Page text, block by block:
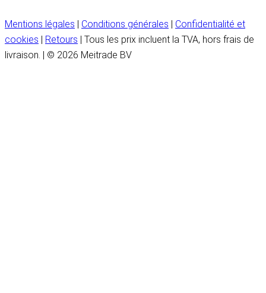
Mentions légales | Conditions générales | Confidentialité et
cookies | Retours | Tous les prix incluent la TVA, hors frais de
livraison. | © 2026 Meitrade BV